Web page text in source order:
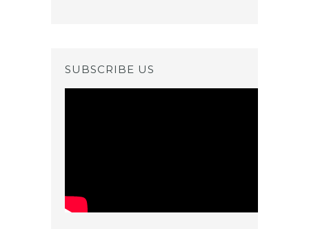
SUBSCRIBE US